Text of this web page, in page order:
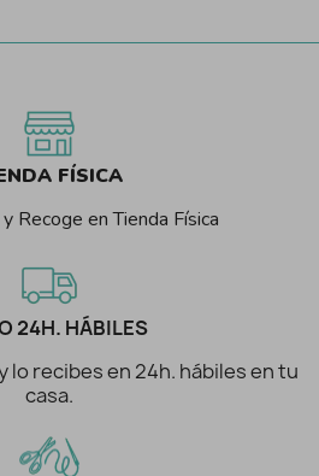
FÍSICA
Recoge en Tienda Física
24H. HÁBILES
lo recibes en 24h. hábiles en tu
casa.